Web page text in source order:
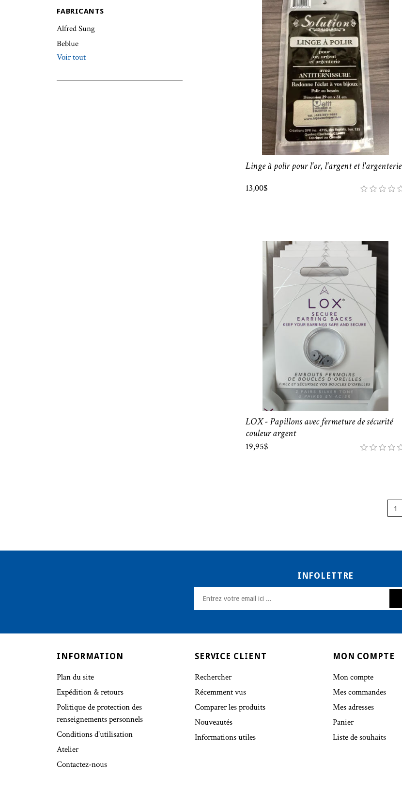
FABRICANTS
Alfred Sung
Beblue
Voir tout
Linge à polir pour l'or, l'argent et l'argenterie
13,00$
LOX - Papillons avec fermeture de sécurité
couleur argent
19,95$
1
INFOLETTRE
INFORMATION
Plan du site
Expédition & retours
Politique de protection des
renseignements personnels
Conditions d'utilisation
Atelier
Contactez-nous
SERVICE CLIENT
Rechercher
Récemment vus
Comparer les produits
Nouveautés
Informations utiles
MON COMPTE
Mon compte
Mes commandes
Mes adresses
Panier
Liste de souhaits